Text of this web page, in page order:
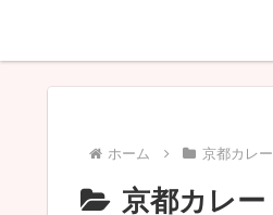
ホーム 京都カレー
京都カレー